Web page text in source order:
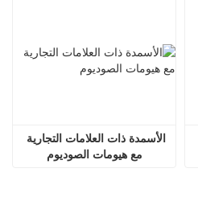
مع هيومات الصوديوم